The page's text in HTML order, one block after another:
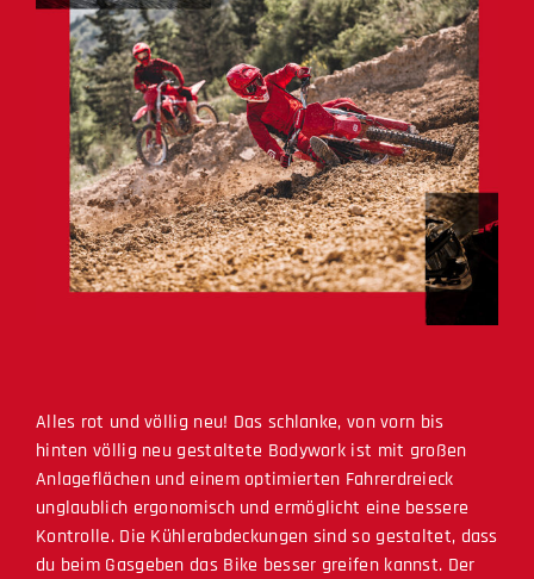
Alles rot und völlig neu! Das schlanke, von vorn bis
hinten völlig neu gestaltete Bodywork ist mit großen
Anlageflächen und einem optimierten Fahrerdreieck
unglaublich ergonomisch und ermöglicht eine bessere
Kontrolle. Die Kühlerabdeckungen sind so gestaltet, dass
du beim Gasgeben das Bike besser greifen kannst. Der